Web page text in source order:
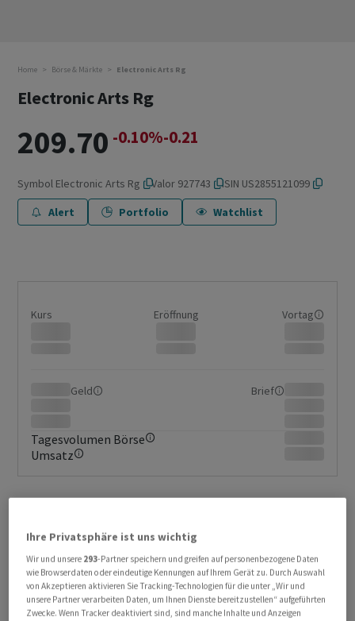
Home Börse & Märkte Electronic Arts Rg
Electronic Arts Rg
209.70 -0.10%-0.21
Symbol Electronic Arts Rg Valor 927743 ISIN US2855121099
Alert
Portfolio Watchlist
Kurs Eröffnung Vortag
Geld Brief
Tagesvolumen Börse
Umsatz
KURSENTWICKLUNG
Ihre Privatsphäre ist uns wichtig
Wir und unsere 293-Partner speichern und greifen auf personenbezogene Daten
wie Browserdaten oder eindeutige Kennungen auf Ihrem Gerät zu. Durch Auswahl
von Akzeptieren aktivieren Sie Tracking-Technologien für die unter „Wir und
unsere Partner verarbeiten Daten, um Ihnen Dienste bereitzustellen“ aufgeführten
Zwecke. Wenn Tracker deaktiviert sind, sind manche Inhalte und Anzeigen